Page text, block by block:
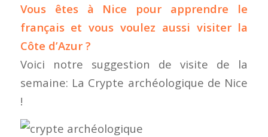
Vous êtes à Nice pour apprendre le
françaiset vous voulez aussi visiter la
Côte d’Azur ?
Voici notre suggestion de visite de la
semaine: La Crypte archéologique de Nice
!